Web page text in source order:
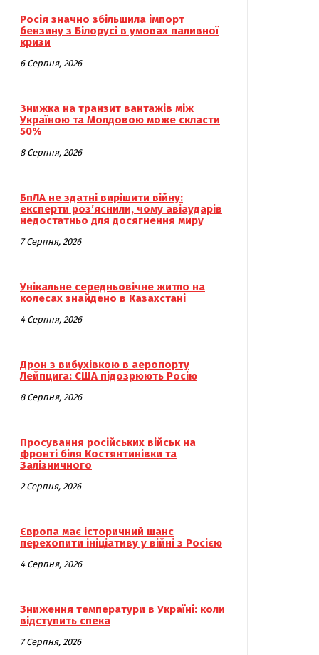
Росія значно збільшила імпорт
бензину з Білорусі в умовах паливної
кризи
6 Серпня, 2026
Знижка на транзит вантажів між
Україною та Молдовою може скласти
50%
8 Серпня, 2026
БпЛА не здатні вирішити війну:
експерти роз’яснили, чому авіаударів
недостатньо для досягнення миру
7 Серпня, 2026
Унікальне середньовічне житло на
колесах знайдено в Казахстані
4 Серпня, 2026
Дрон з вибухівкою в аеропорту
Лейпцига: США підозрюють Росію
8 Серпня, 2026
Просування російських військ на
фронті біля Костянтинівки та
Залізничного
2 Серпня, 2026
Європа має історичний шанс
перехопити ініціативу у війні з Росією
4 Серпня, 2026
Зниження температури в Україні: коли
відступить спека
7 Серпня, 2026